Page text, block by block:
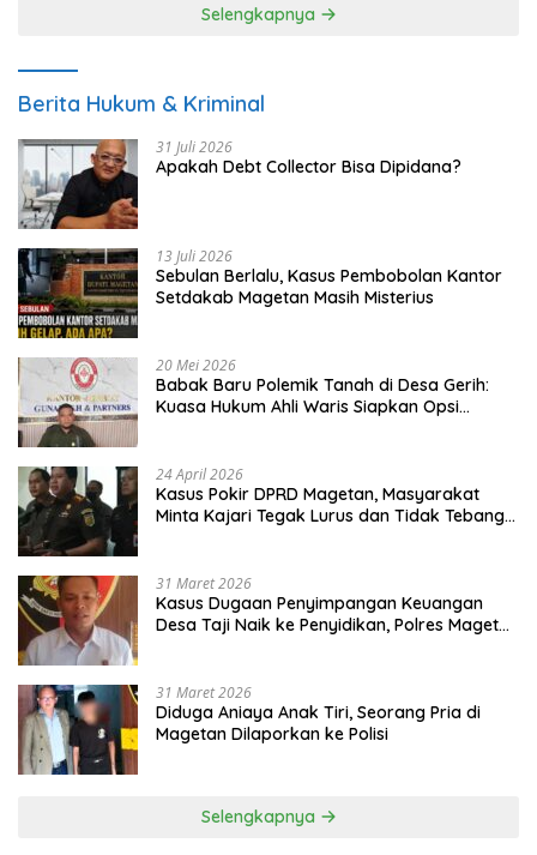
Selengkapnya
Berita Hukum & Kriminal
31 Juli 2026
Apakah Debt Collector Bisa Dipidana?
13 Juli 2026
Sebulan Berlalu, Kasus Pembobolan Kantor
Setdakab Magetan Masih Misterius
20 Mei 2026
Babak Baru Polemik Tanah di Desa Gerih:
Kuasa Hukum Ahli Waris Siapkan Opsi
24 April 2026
Kasus Pokir DPRD Magetan, Masyarakat
Minta Kajari Tegak Lurus dan Tidak Tebang
31 Maret 2026
Kasus Dugaan Penyimpangan Keuangan
Desa Taji Naik ke Penyidikan, Polres Magetan
31 Maret 2026
Diduga Aniaya Anak Tiri, Seorang Pria di
Magetan Dilaporkan ke Polisi
Selengkapnya